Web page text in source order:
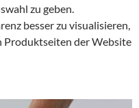
zu geben.
besser zu visualisieren,
Produktseiten der Website